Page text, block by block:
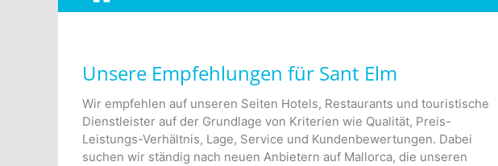
Unsere Empfehlungen für Sant Elm
Wir empfehlen auf unseren Seiten Hotels, Restaurants und touristische
Dienstleister auf der Grundlage von Kriterien wie Qualität, Preis-
Leistungs-Verhältnis, Lage, Service und Kundenbewertungen. Dabei
suchen wir ständig nach neuen Anbietern auf Mallorca, die unseren